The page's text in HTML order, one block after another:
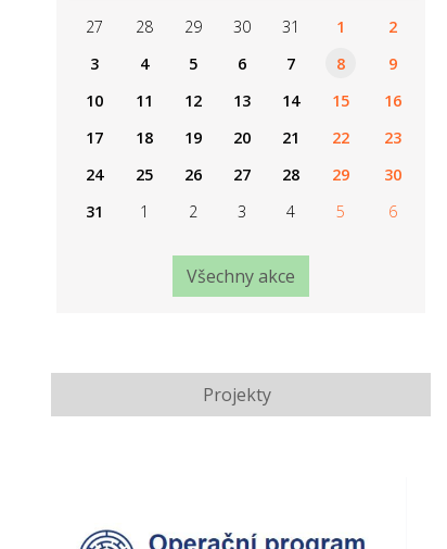
27 28 29 30 31 1
2
3
4 5 6 7 8
9
10
11 12 13 14 15
16
17
18 19 20 21 22
23
24
25 26 27 28 29
30
31
1 2 3 4 5 6
Všechny akce
Projekty